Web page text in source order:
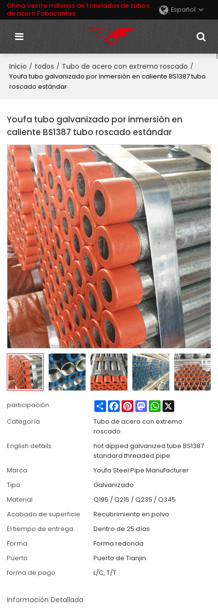
China Veinte millones de toneladas de tubos
de acero Fabricantes
Español
Inicio / todos / Tubo de acero con extremo roscado /
Youfa tubo galvanizado por inmersión en caliente BS1387 tubo
roscado estándar
Youfa tubo galvanizado por inmersión en
caliente BS1387 tubo roscado estándar
participación ShareFacebook
PinterestMastodonWhatsApp
Categoría
Tubo de acero con extremo
roscado
English details
hot dipped galvanized tube BS1387
standard threaded pipe
Marca
Youfa Steel Pipe Manufacturer
Tipo
Galvanizado
Material
Q195 / Q215 / Q235 / Q345
Acabado de superficie
Recubrimiento en polvo
El tiempo de entrega
Dentro de 25 días
Forma
Forma redonda
Puerto
Puerto de Tianjin
forma de pago
L/C, T/T
Información Detallada